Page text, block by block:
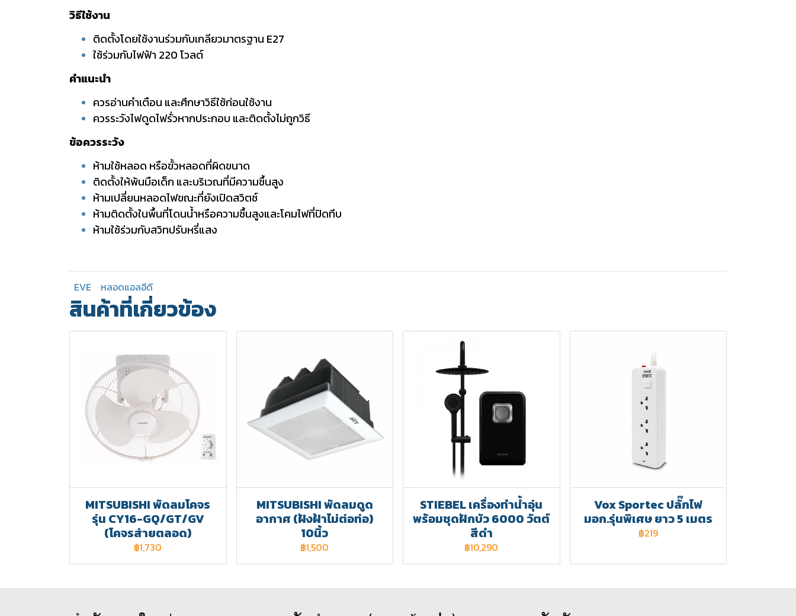
วิธีใช้งาน
ติดตั้งโดยใช้งานร่วมกับเกลียวมาตรฐาน E27
ใช้ร่วมกับไฟฟ้า 220 โวลต์
คำแนะนำ
ควรอ่านคำเตือน และศึกษาวิธีใช้ก่อนใช้งาน
ควรระวังไฟดูดไฟรั่วหากประกอบ และติดตั้งไม่ถูกวิธี
ข้อควรระวัง
ห้ามใช้หลอด หรือขั้วหลอดที่ผิดขนาด
ติดตั้งให้พ้นมือเด็ก และบริเวณที่มีความชื้นสูง
ห้ามเปลี่ยนหลอดไฟขณะที่ยังเปิดสวิตช์
ห้ามติดตั้งในพื้นที่โดนน้ำหรือความชื้นสูงและโคมไฟที่ปิดทึบ
ห้ามใช้ร่วมกับสวิทปรับหรี่แสง
EVE หลอดแอลอีดี
สินค้าที่เกี่ยวข้อง
MITSUBISHI พัดลมโคจร
รุ่น CY16-GQ/GT/GV
(โคจรส่ายตลอด)
฿1,730
MITSUBISHI พัดลมดูด
อากาศ (ฝังฝ้าไม่ต่อท่อ)
10นิ้ว
฿1,500
STIEBEL เครื่องทำน้ำอุ่น
พร้อมชุดฝักบัว 6000 วัตต์
สีดำ
฿10,290
Vox Sportec ปลั๊กไฟ
มอก.รุ่นพิเศษ ยาว 5 เมตร
฿219